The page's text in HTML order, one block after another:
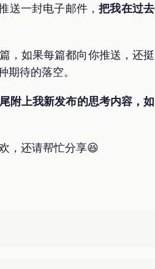
送一封电子邮件，把我在过去
，如果每篇都向你推送，还挺
待的落空。
附上我新发布的思考内容，如
，还请帮忙分享😆